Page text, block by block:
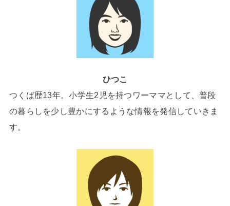
ひつこ
つくば歴13年。小学生2児を持つワーママとして、普段
の暮らしを少し豊かにするような情報を発信していきま
す。